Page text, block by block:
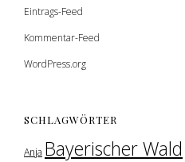
Eintrags-Feed
Kommentar-Feed
WordPress.org
SCHLAGWÖRTER
Anja Bayerischer Wald